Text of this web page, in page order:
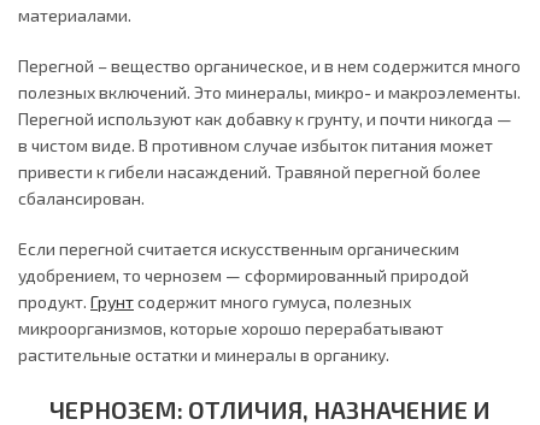
материалами.
Перегной – вещество органическое, и в нем содержится много
полезных включений. Это минералы, микро- и макроэлементы.
Перегной используют как добавку к грунту, и почти никогда —
в чистом виде. В противном случае избыток питания может
привести к гибели насаждений. Травяной перегной более
сбалансирован.
Если перегной считается искусственным органическим
удобрением, то чернозем — сформированный природой
продукт. Грунтсодержит много гумуса, полезных
микроорганизмов, которые хорошо перерабатывают
растительные остатки и минералы в органику.
ЧЕРНОЗЕМ: ОТЛИЧИЯ, НАЗНАЧЕНИЕ И